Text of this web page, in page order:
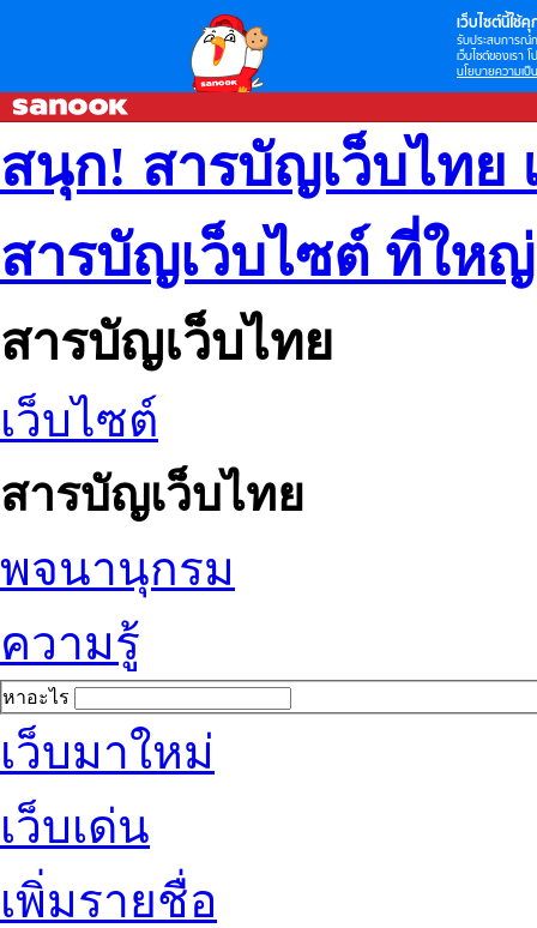
เว็บไซต์นี้ใช้คุ
รับประสบการณ์
เว็บไซต์ของเรา
นโยบายความเป็
สนุก! สารบัญเว็บไทย
สารบัญเว็บไซต์ ที่ให
สารบัญเว็บไทย
เว็บไซต์
สารบัญเว็บไทย
พจนานุกรม
ความรู้
หาอะไร
เว็บมาใหม่
เว็บเด่น
เพิ่มรายชื่อ